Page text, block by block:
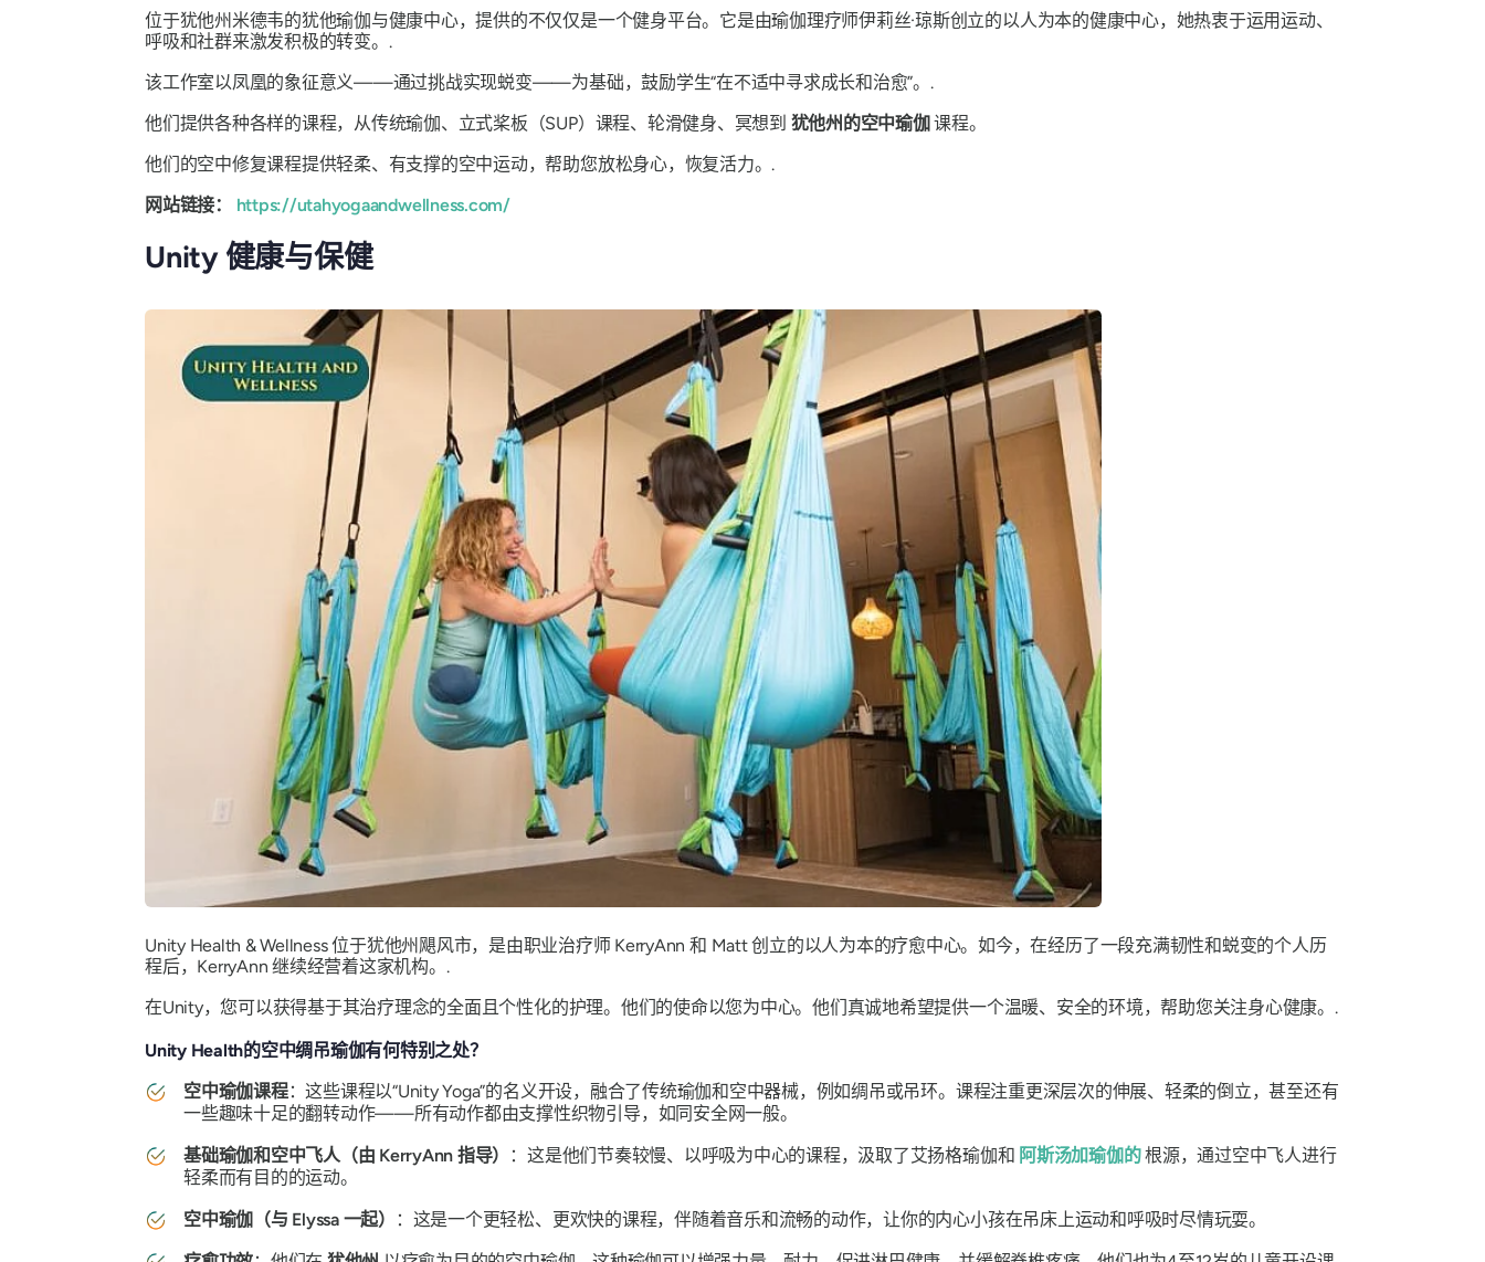
位于犹他州米德韦的犹他瑜伽与健康中心，提供的不仅仅是一个健身平台。它是由瑜伽理疗师伊莉丝·琼斯创立的以人为本的健康中心，她热衷于运用运动、
呼吸和社群来激发积极的转变。.
该工作室以凤凰的象征意义——通过挑战实现蜕变——为基础，鼓励学生“在不适中寻求成长和治愈”。.
他们提供各种各样的课程，从传统瑜伽、立式桨板（SUP）课程、轮滑健身、冥想到 犹他州的空中瑜伽课程。
他们的空中修复课程提供轻柔、有支撑的空中运动，帮助您放松身心，恢复活力。.
网站链接：
https://utahyogaandwellness.com/
Unity 健康与保健
Unity Health & Wellness 位于犹他州飓风市，是由职业治疗师 KerryAnn 和 Matt 创立的以人为本的疗愈中心。如今，在经历了一段充满韧性和蜕变的个人历
程后，KerryAnn 继续经营着这家机构。.
在Unity，您可以获得基于其治疗理念的全面且个性化的护理。他们的使命以您为中心。他们真诚地希望提供一个温暖、安全的环境，帮助您关注身心健康。.
Unity Health的空中绸吊瑜伽有何特别之处？
空中瑜伽课程：这些课程以“Unity Yoga”的名义开设，融合了传统瑜伽和空中器械，例如绸吊或吊环。课程注重更深层次的伸展、轻柔的倒立，甚至还有
一些趣味十足的翻转动作——所有动作都由支撑性织物引导，如同安全网一般。
基础瑜伽和空中飞人（由 KerryAnn 指导）
：这是他们节奏较慢、以呼吸为中心的课程，汲取了艾扬格瑜伽和 阿斯汤加瑜伽的根源，通过空中飞人进行
轻柔而有目的的运动。
空中瑜伽（与 Elyssa 一起）
：这是一个更轻松、更欢快的课程，伴随着音乐和流畅的动作，让你的内心小孩在吊床上运动和呼吸时尽情玩耍。